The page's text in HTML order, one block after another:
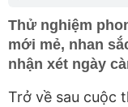
Thử nghiệm
mới mẻ, nhan
nhận xét ngày
Trở về sau cuộc